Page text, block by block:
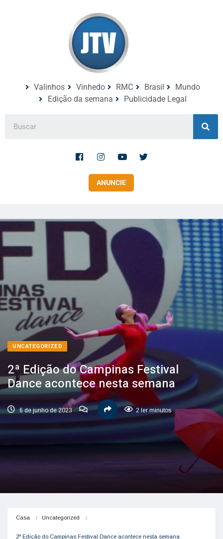
Valinhos Vinhedo RMC Brasil
Mundo
Edição da semana
Publicidade Legal
ANUNCIE
UNCATEGORIZED
2ª Edição do Campinas Festival
Dance acontece nesta semana
6 de junho de 2023 2 ler minutos
Casa Uncategorized
2ª Edição do Campinas Festival Dance acontece nesta semana